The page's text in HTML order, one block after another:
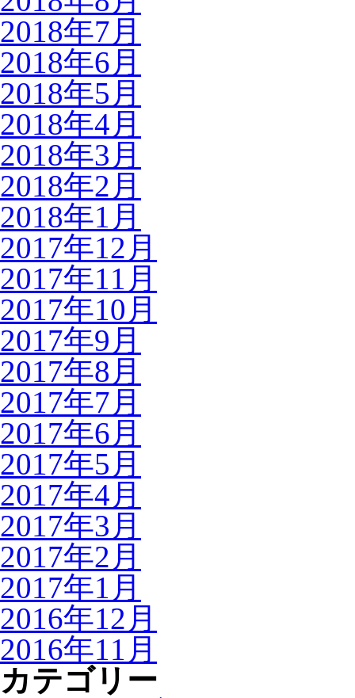
2018年7月
2018年6月
2018年5月
2018年4月
2018年3月
2018年2月
2018年1月
2017年12月
2017年11月
2017年10月
2017年9月
2017年8月
2017年7月
2017年6月
2017年5月
2017年4月
2017年3月
2017年2月
2017年1月
2016年12月
2016年11月
カテゴリー